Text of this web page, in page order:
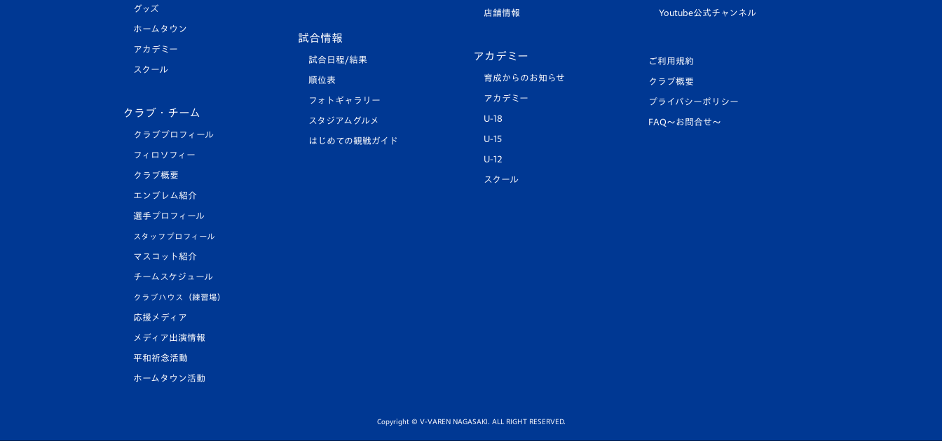
グッズ
ホームタウン
アカデミー
スクール
クラブ・チーム
クラブプロフィール
フィロソフィー
クラブ概要
エンブレム紹介
選手プロフィール
スタッフプロフィール
マスコット紹介
チームスケジュール
クラブハウス（練習場）
応援メディア
メディア出演情報
平和祈念活動
ホームタウン活動
試合情報
試合日程/結果
順位表
フォトギャラリー
スタジアムグルメ
はじめての観戦ガイド
店舗情報
アカデミー
育成からのお知らせ
アカデミー
U-18
U-15
U-12
スクール
Youtube公式チャンネル
ご利用規約
クラブ概要
プライバシーポリシー
FAQ〜お問合せ〜
Copyright © V-VAREN NAGASAKI. ALL RIGHT RESERVED.